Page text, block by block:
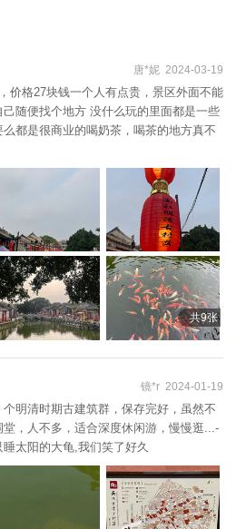
唐*妮 2024-03-19
价格27块钱一个人有点贵，景区外面不能
随便找个地方 没什么玩的里面都是一些
都是很商业的喝奶茶，喝茶的地方真不
共9张
镜*r 2024-01-19
明清时期古建筑群，保存完好，虽然不
，人不多，适合深度休闲游，慢慢逛...-
太阳的大龟,我们笑了好久